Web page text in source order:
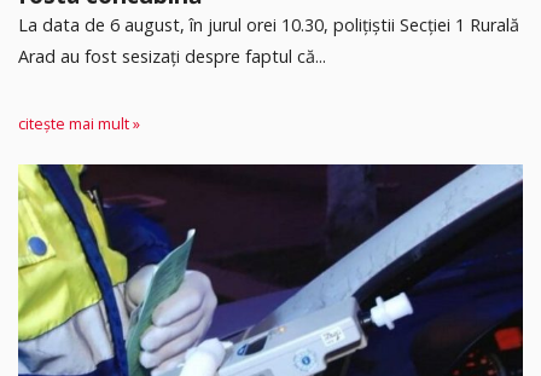
​La data de 6 august, în jurul orei 10.30, polițiștii Secției 1 Rurală
Arad au fost sesizați despre faptul că...
citește mai mult »